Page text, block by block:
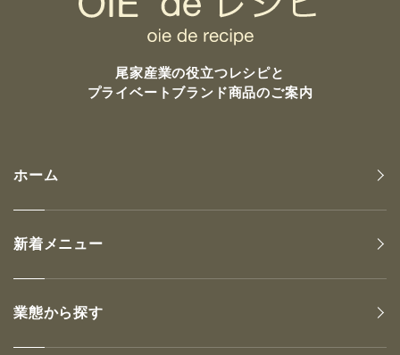
尾家産業の役立つレシピと
プライベートブランド商品のご案内
ホーム
新着メニュー
業態から探す